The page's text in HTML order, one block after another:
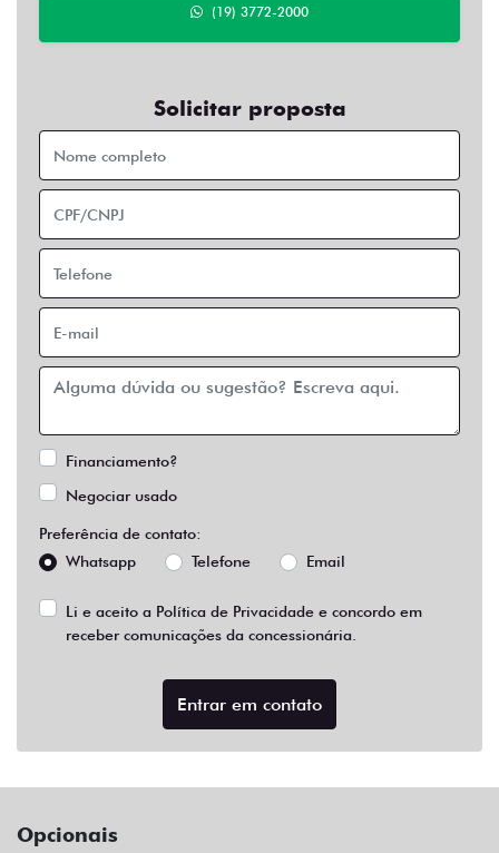
(19) 3772-2000
Solicitar proposta
Financiamento?
Negociar usado
Preferência de contato:
Whatsapp
Telefone Email
Li e aceito a Política de Privacidade e concordo em
receber comunicações da concessionária.
Entrar em contato
Opcionais